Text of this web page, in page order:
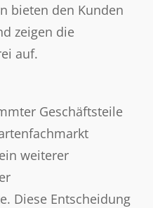
bieten den Kunden
zeigen die
auf.
Geschäftsteile
weiterer
Diese Entscheidung